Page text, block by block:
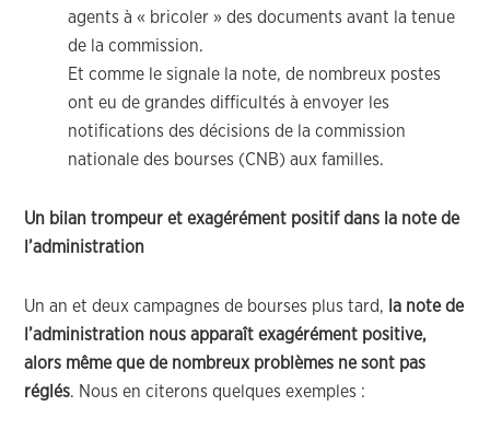
agents à « bricoler » des documents avant la tenue
de la commission.
Et comme le signale la note, de nombreux postes
ont eu de grandes difficultés à envoyer les
notifications des décisions de la commission
nationale des bourses (CNB) aux familles.
Un bilan trompeur et exagérément positif dans la note de
l’administration
Un an et deux campagnes de bourses plus tard, la note de
l’administration nous apparaît exagérément positive,
alors même que de nombreux problèmes ne sont pas
réglés. Nous en citerons quelques exemples :